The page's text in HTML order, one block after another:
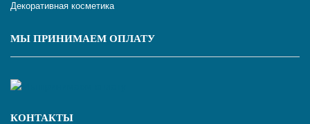
Декоративная косметика
МЫ ПРИНИМАЕМ ОПЛАТУ
КОНТАКТЫ